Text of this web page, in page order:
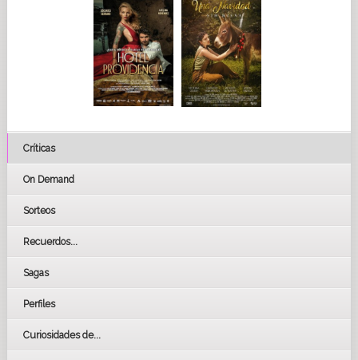
Críticas
On Demand
Sorteos
Recuerdos...
Sagas
Perfiles
Curiosidades de...